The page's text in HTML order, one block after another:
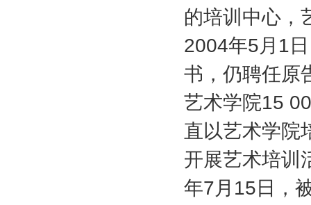
的培训中心，
2004年5月 1
书，仍聘任原
艺术学院15
直以艺术学院
开展艺术培训
年7月 15 日，